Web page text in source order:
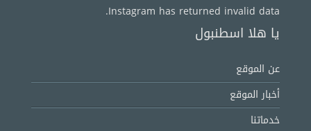
Instagram has returned invalid data.
يا هلا اسطنبول
عن الموقع
أخبار الموقع
خدماتنا